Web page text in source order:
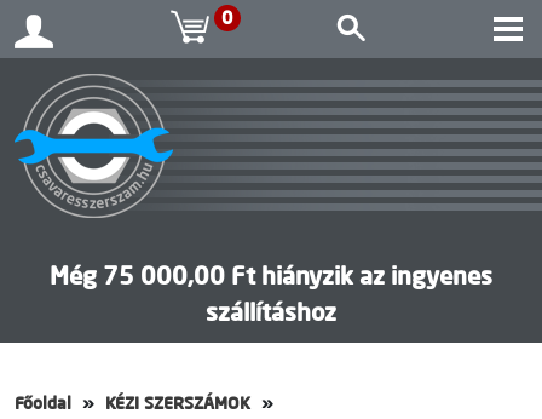
0
Még 75 000,00 Ft hiányzik az ingyenes
szállításhoz
Főoldal
KÉZI SZERSZÁMOK